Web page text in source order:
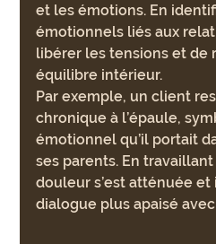
et les émotions. En
émotionnels liés aux
libérer les tensions et de
équilibre intérieur.
Par exemple, un client
chronique à l’épaule,
émotionnel qu’il portait
ses parents. En
douleur s’est atténuée
dialogue plus apaisé